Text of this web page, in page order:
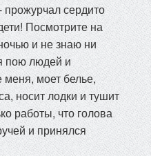
прожурчал сердито
Посмотрите на
и не знаю ни
пою людей и
моет белье,
носит лодки и тушит
работы, что голова
и принялся